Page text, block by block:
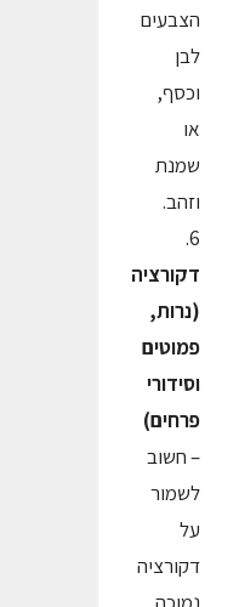
הצבעים
לבן
וכסף,
או
שמנת
וזהב.
6.
דקורציה
(נרות,
פמוטים
וסידורי
פרחים)
– חשוב
לשמור
על
דקורציה